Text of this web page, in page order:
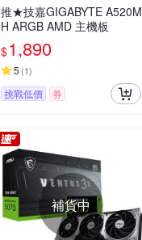
推★技嘉GIGABYTE A520M
H ARGB AMD 主機板
$1,890
5 (1)
挑戰低價 券
補貨中